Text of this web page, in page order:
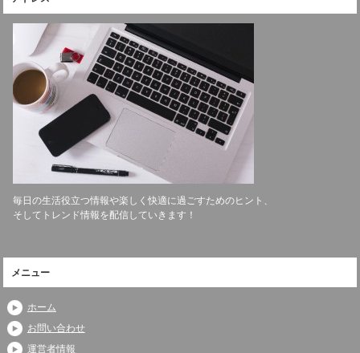
毎日の生活役立つ情報や楽しく快適に過ごすためのヒント、
そしてトレンド情報を配信していきます！
メニュー
ホーム
お問い合わせ
運営者情報